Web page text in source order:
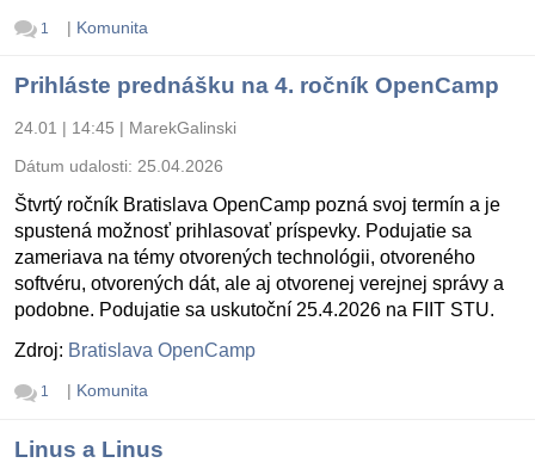
1 | Komunita
Prihláste prednášku na 4. ročník OpenCamp
24.01 | 14:45 | MarekGalinski
Dátum udalosti: 25.04.2026
Štvrtý ročník Bratislava OpenCamp pozná svoj termín a je
spustená možnosť prihlasovať príspevky. Podujatie sa
zameriava na témy otvorených technológii, otvoreného
softvéru, otvorených dát, ale aj otvorenej verejnej správy a
podobne. Podujatie sa uskutoční 25.4.2026 na FIIT STU.
Zdroj: Bratislava OpenCamp
1 | Komunita
Linus a Linus